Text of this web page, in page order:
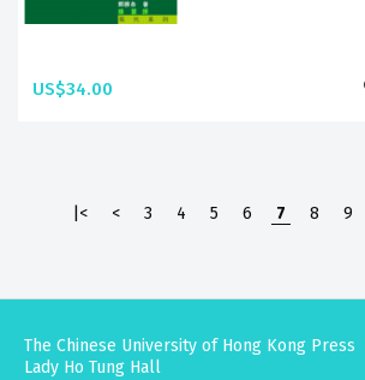
US$34.00
|<
< 3 4 5 6 7 8 9
The Chinese University of Hong Kong Press
Lady Ho Tung Hall